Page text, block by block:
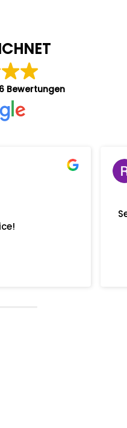
Bewertungen
der Terminvereinbarung
alles Bestens.